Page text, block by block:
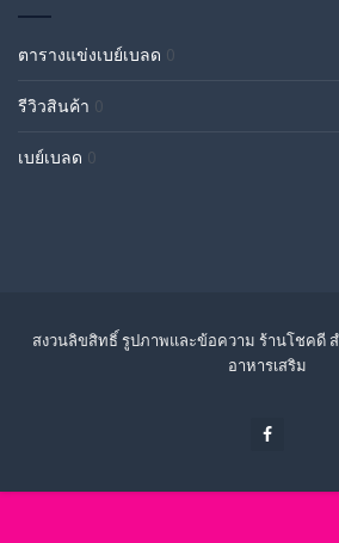
ตารางแข่งเบย์เบลด 0
รีวิวสินค้า 0
เบย์เบลด 0
สงวนลิขสิทธิ์ รูปภาพและข้อความ ร้านโชคดี ส
อาหารเสริม